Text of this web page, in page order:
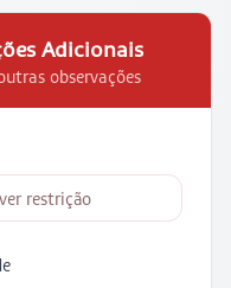
Adicionais
observações